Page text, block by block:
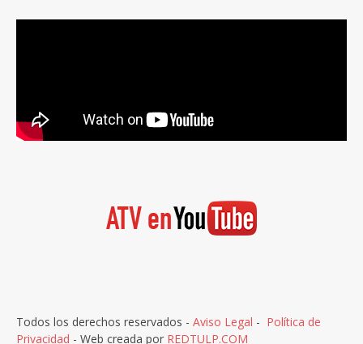
Todos los derechos reservados - Aviso Legal - Política de
Privacidad - Web creada por REDTULP.COM